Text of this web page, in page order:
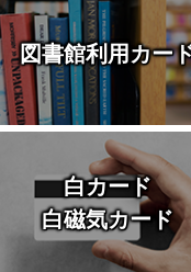
図書館利用カー
白カード
白磁気カード